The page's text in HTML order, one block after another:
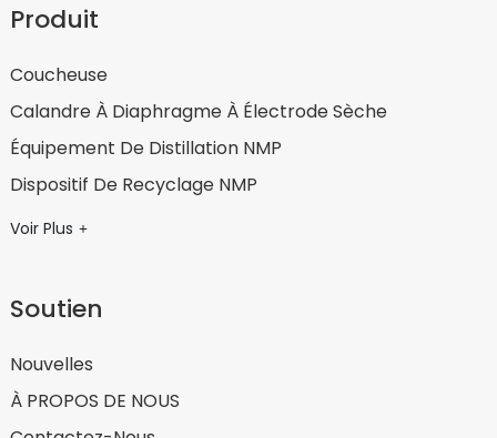
Produit
Coucheuse
Calandre À Diaphragme À Électrode Sèche
Équipement De Distillation NMP
Dispositif De Recyclage NMP
Voir Plus
Soutien
Nouvelles
À PROPOS DE NOUS